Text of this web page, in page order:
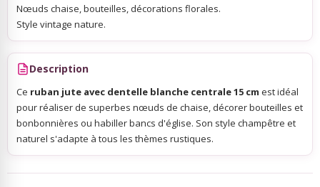
Scrapbooking, Loisirs Créatifs
Nœuds chaise, bouteilles, décorations florales.
Style vintage nature.
Description
Ce ruban jute avec dentelle blanche centrale 15 cm est idéal
pour réaliser de superbes nœuds de chaise, décorer bouteilles et
bonbonnières ou habiller bancs d'église. Son style champêtre et
naturel s'adapte à tous les thèmes rustiques.